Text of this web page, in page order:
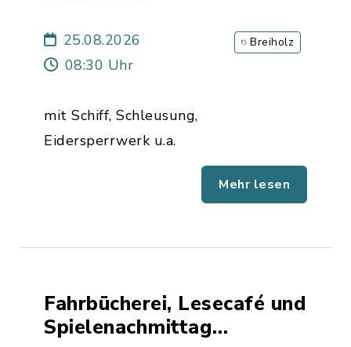
25.08.2026
08:30 Uhr
Breiholz
mit Schiff, Schleusung,
Eidersperrwerk u.a.
Mehr lesen
Fahrbücherei, Lesecafé und
Spielenachmittag